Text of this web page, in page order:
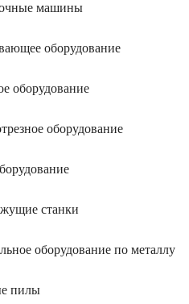
машины
оборудование
оборудование
оборудование
станки
оборудование по металлу
пилы